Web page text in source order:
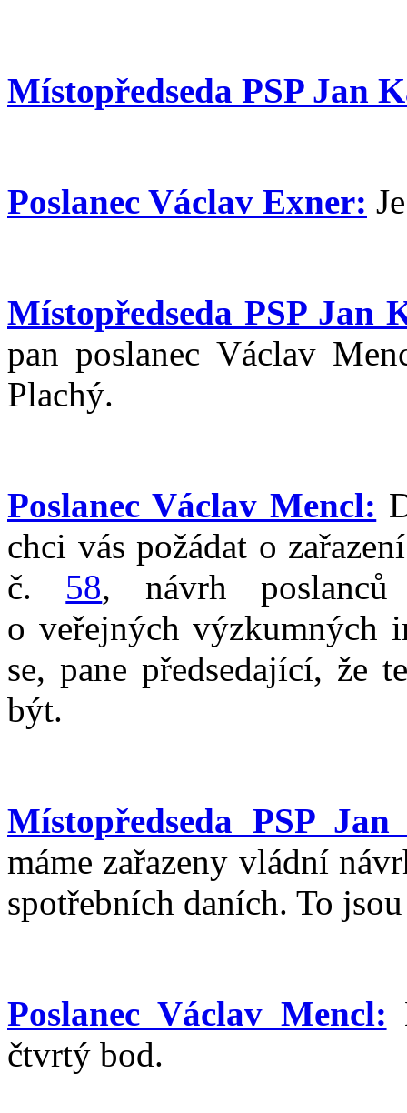
Místopředseda PSP Jan
Poslanec Václav Exner:
Místopředseda PSP Jan
pan poslanec Václav
Plachý.
Poslanec Václav Mencl:
chci vás požádat o
č. 58, návrh
o veřejných výzkumných
se, pane předsedající,
být.
Místopředseda PSP Jan
máme zařazeny vládní
spotřebních daních. To
Poslanec Václav Mencl:
čtvrtý bod.